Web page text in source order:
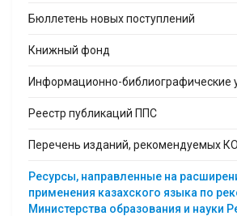
Бюллетень новых поступлений
Книжный фонд
Информационно-библиографические
Реестр публикаций ППС
Перечень изданий, рекомендуемых
Ресурсы, направленные на
применения казахского языка по
Министерства образования и науки